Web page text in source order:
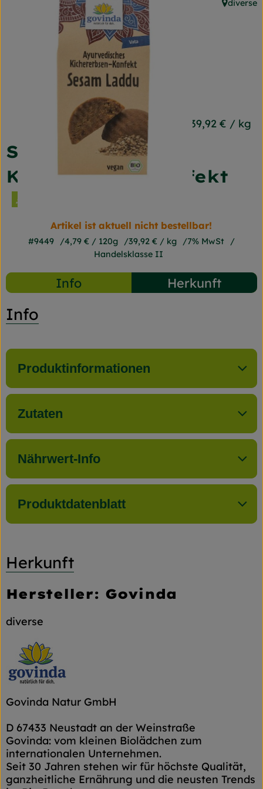
Frischetheke
Naturkost
Gartensaison
Jetzt bestellen
Sesam Laddu -
Kichererbsenkonfekt
4,79 € 39,92 € / kg
,
diverse
Artikel ist aktuell nicht bestellbar!
#9449 4,79 € / 120g 39,92 € / kg
7% MwSt
Handelsklasse II
Info Herkunft
Info
Produktinformationen
Zutaten
Nährwert-Info
Produktdatenblatt
Herkunft
Hersteller: Govinda
diverse
Govinda Natur GmbH
D 67433 Neustadt an der Weinstraße
Govinda: vom kleinen Biolädchen zum
internationalen Unternehmen.
Seit 30 Jahren stehen wir für höchste Qualität,
ganzheitliche Ernährung und die neusten Trends